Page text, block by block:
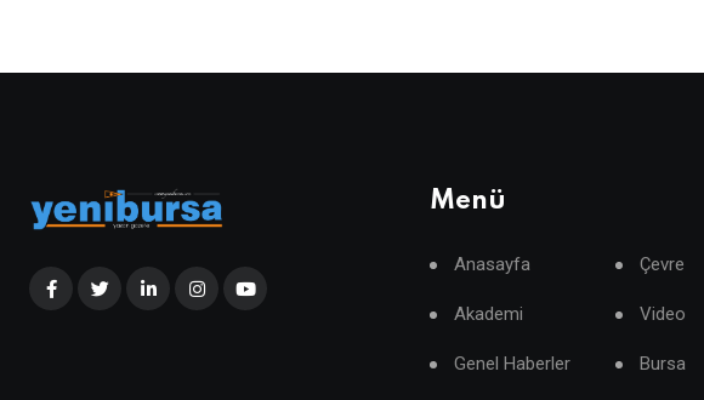
Menü
Anasayfa Çevre
Akademi Video
Genel Haberler Bursa